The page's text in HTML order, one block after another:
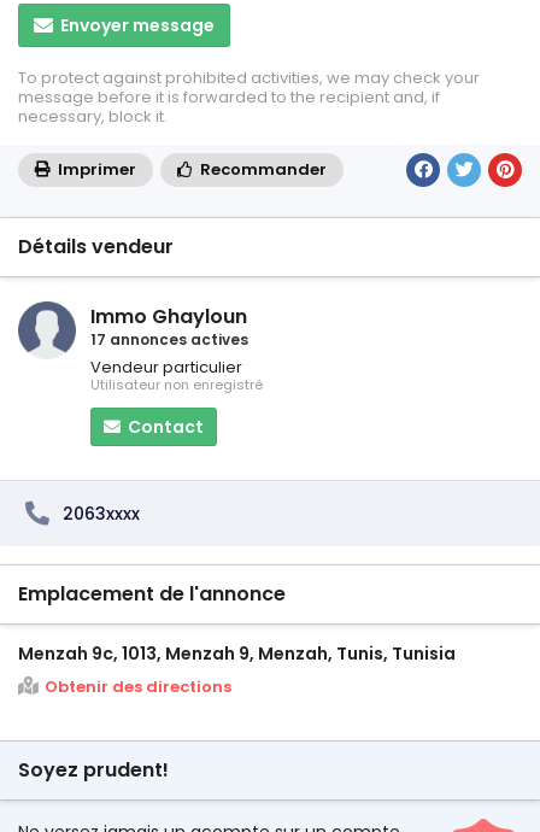
Envoyer message
To protect against prohibited activities, we may check your
message before it is forwarded to the recipient and, if
necessary, block it.
Imprimer Recommander
Détails vendeur
Immo Ghayloun
17 annonces actives
Vendeur particulier
Utilisateur non enregistré
Contact
2063xxxx
Emplacement de l'annonce
Menzah 9c, 1013, Menzah 9, Menzah, Tunis, Tunisia
Obtenir des directions
Soyez prudent!